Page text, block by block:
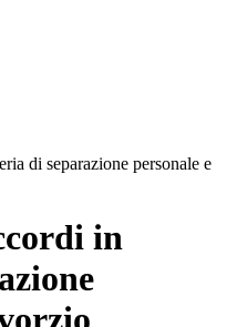
di separazione personale e
in